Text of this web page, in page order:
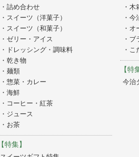
・詰め合わせ
・スイーツ（洋菓子）
・スイーツ（和菓子）
・ゼリー・アイス
・ドレッシング・調味料
・乾き物
・麺類
・惣菜・カレー
・海鮮
・コーヒー・紅茶
・ジュース
・お茶
【特集】
・
・
・
・
・
【特
今治